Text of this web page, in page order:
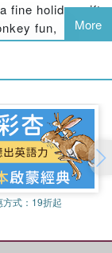
fine holiday gift
fun,
More
式： 19折起